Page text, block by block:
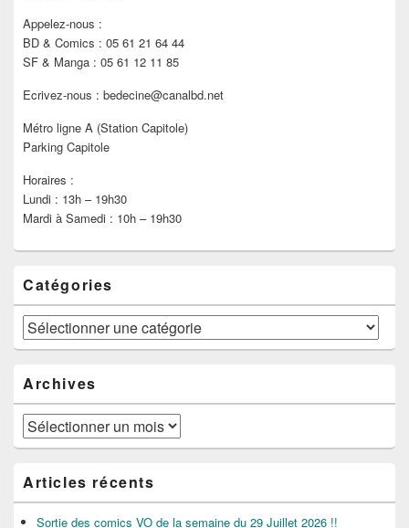
Appelez-nous :
BD & Comics : 05 61 21 64 44
SF & Manga : 05 61 12 11 85
Ecrivez-nous : bedecine@canalbd.net
Métro ligne A (Station Capitole)
Parking Capitole
Horaires :
Lundi : 13h – 19h30
Mardi à Samedi : 10h – 19h30
Catégories
Catégories
Archives
Archives
Articles récents
Sortie des comics VO de la semaine du 29 Juillet 2026 !!